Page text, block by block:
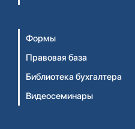
Формы
Правовая база
Библиотека бухгалтера
Видеосеминары